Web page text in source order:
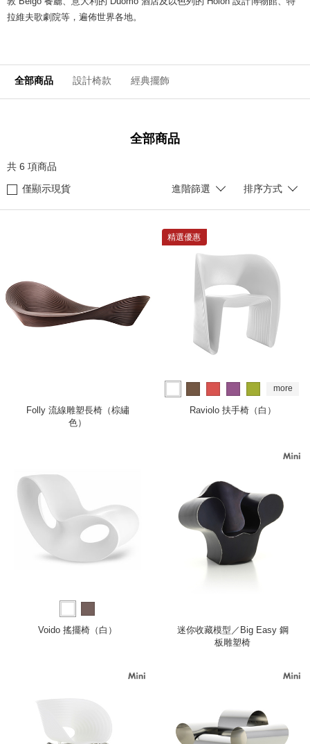
拉維夫歌劇院等，遍佈世界各地。
全部商品 設計椅款 經典擺飾
全部商品
共 6 項商品
僅顯示現貨
進階篩選 排序方式
Folly 流線雕塑長椅（棕繡
色）
精選優惠
more
Raviolo 扶手椅（白）
Voido 搖擺椅（白）
迷你收藏模型／Big Easy 鋼
板雕塑椅